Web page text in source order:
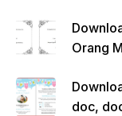
Orang
doc,